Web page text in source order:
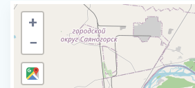
+
−